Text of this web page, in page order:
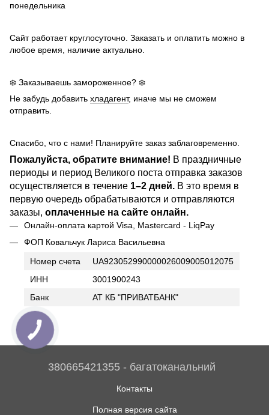
понедельника
Сайт работает круглосуточно. Заказать и оплатить можно в
любое время, наличие актуально.
❄️ Заказываешь замороженное? ❄️
Не забудь добавить хладагент, иначе мы не сможем
отправить.
Спасибо, что с нами! Планируйте заказ заблаговременно.
Пожалуйста, обратите внимание! В праздничные
периоды и период Великого поста отправка заказов
осуществляется в течение 1–2 дней. В это время в
первую очередь обрабатываются и отправляются
заказы, оплаченные на сайте онлайн.
Онлайн-оплата картой Visa, Mastercard - LiqPay
ФОП Ковальчук Лариса Васильевна
Номер счета
UA923052990000026009005012075
ИНН
3001900243
Банк
АТ КБ "ПРИВАТБАНК"
380665421355 - багатоканальний
Контакты
Полная версия сайта